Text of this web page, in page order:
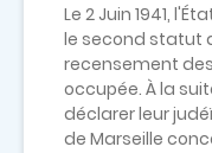
Le 2 Juin 1941,
le second statut
recensement
occupée. À la
déclarer leur
de Marseille